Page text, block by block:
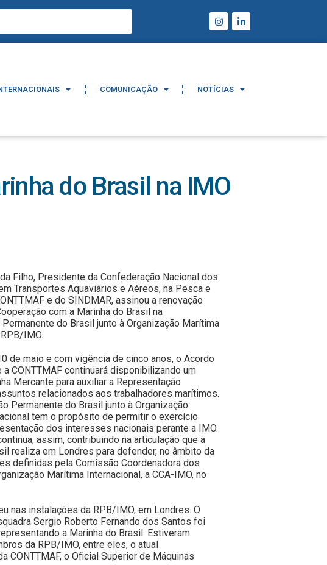
COMUNICAÇÃO
NOTÍCIAS
do Brasil na IMO
Filho, Presidente da Confederação Nacional dos
Transportes Aquaviários e Aéreos, na Pesca e
e do SINDMAR, assinou a renovação
com a Marinha do Brasil na
do Brasil junto à Organização Marítima
IMO.
de maio e com vigência de cinco anos, o Acordo
CONTTMAF continuará disponibilizando um
Mercante para auxiliar a Representação
relacionados aos trabalhadores marítimos.
Permanente do Brasil junto à Organização
tem o propósito de permitir o exercício
dos interesses nacionais perante a IMO.
assim, contribuindo na articulação que a
realiza em Londres para defender, no âmbito da
definidas pela Comissão Coordenadora dos
Marítima Internacional, a CCA-IMO, no
nas instalações da RPB/IMO, em Londres. O
Sergio Roberto Fernando dos Santos foi
a Marinha do Brasil. Estiveram
da RPB/IMO, entre eles, o atual
CONTTMAF, o Oficial Superior de Máquinas